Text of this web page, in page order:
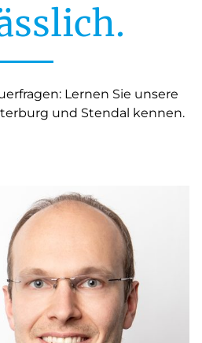
Lernen Sie unsere
und Stendal kennen.